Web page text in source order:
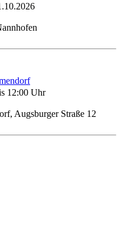
12:00 Uhr
Augsburger Straße 12